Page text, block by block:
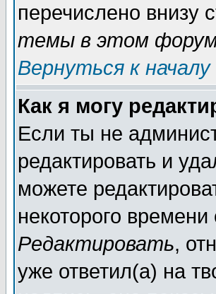
перечислено
темы в этом
Вернуться к началу
Как я могу
Если ты не
редактировать и
можете
некоторого
Редактировать,
уже ответил(а) на